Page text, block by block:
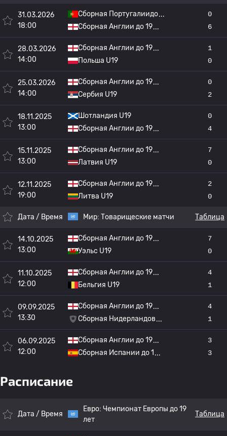
31.03.2026
18:00
Сборная Португалиидо
Сборная Англии до 19
0
6
28.03.2026
14:00
Сборная Англии до 19
Польша U19
1
0
25.03.2026
14:00
Сборная Англии до 19
Сербия U19
0
2
18.11.2025
13:00
Шотландия U19
Сборная Англии до 19
0
4
15.11.2025
13:00
Сборная Англии до 19
Латвия U19
7
0
12.11.2025
19:00
Сборная Англии до 19
Литва U19
2
0
Дата / Время Мир: Товарищеские матчи Таблица
14.10.2025
13:00
Сборная Англии до 19
Уэльс U19
7
0
11.10.2025
12:00
Сборная Англии до 19
Бельгия U19
4
1
09.09.2025
13:30
Сборная Англии до 19
Сборная Нидерландов
4
1
06.09.2025
12:00
Сборная Англии до 19
Сборная Испании до 1
3
3
Расписание
Дата / Время
Евро: Чемпионат Европы до 19
лет
Таблица